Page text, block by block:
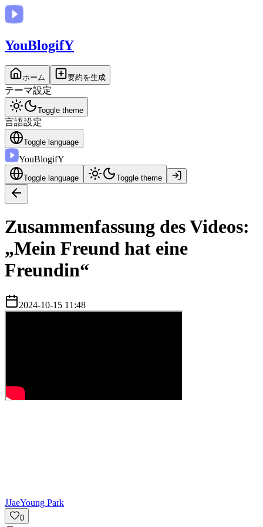
YouBlogifY
ホーム 要約を生成
テーマ設定
Toggle theme
言語設定
Toggle language
YouBlogifY
Toggle language Toggle theme
Zusammenfassung des Videos:
„Mein Freund hat eine
Freundin“
2024-10-15 11:48
JJaeYoung Park
0